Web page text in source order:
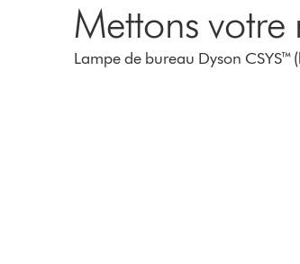
Mettons
Lampe de bureau Dyson CSYS™